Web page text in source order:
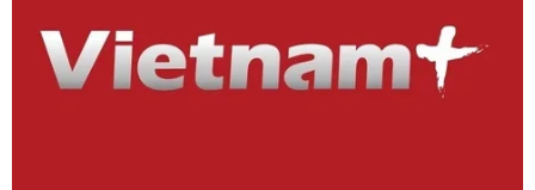
Theo phóng viên TTXVN tại Đông Âu, một phái đoàn nghị sỹ lưỡng
đảng của Mỹ sẽ đến Hungary vào ngày 18/2 trong nỗ lực thúc đẩy
Hungary sớm phê chuẩn tư cách thành viên Tổ chức Hiệp ước Bắc Đại